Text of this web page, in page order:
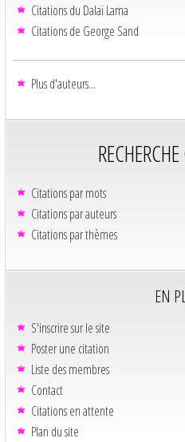
Citations du Dalaï Lama
Citations de George Sand
Plus d'auteurs...
Citations par mots
Citations par auteurs
Citations par thèmes
EN
S'inscrire sur le site
Poster une citation
Liste des membres
Contact
Citations en attente
Plan du site